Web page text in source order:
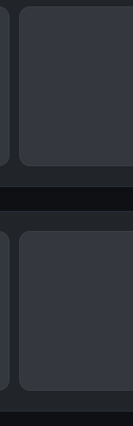
första av fyra